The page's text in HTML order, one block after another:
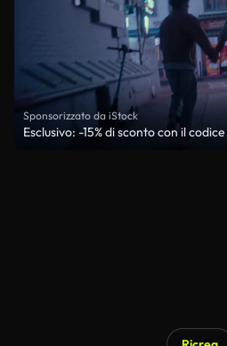
Sponsorizzato da iStock
Esclusivo: -15% di sconto con il codice